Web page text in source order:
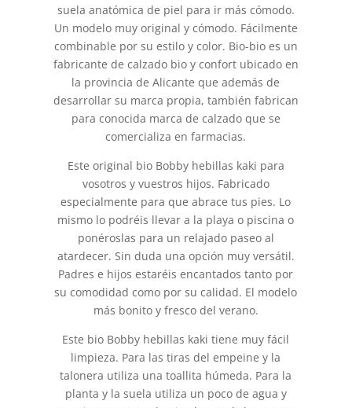
suela anatómica de piel para ir más cómodo.
Un modelo muy original y cómodo. Fácilmente
combinable por su estilo y color. Bio-bio es un
fabricante de calzado bio y confort ubicado en
la provincia de Alicante que además de
desarrollar su marca propia, también fabrican
para conocida marca de calzado que se
comercializa en farmacias.
Este original bio Bobby hebillas kaki para
vosotros y vuestros hijos. Fabricado
especialmente para que abrace tus pies. Lo
mismo lo podréis llevar a la playa o piscina o
ponéroslas para un relajado paseo al
atardecer. Sin duda una opción muy versátil.
Padres e hijos estaréis encantados tanto por
su comodidad como por su calidad. El modelo
más bonito y fresco del verano.
Este bio Bobby hebillas kaki tiene muy fácil
limpieza. Para las tiras del empeine y la
talonera utiliza una toallita húmeda. Para la
planta y la suela utiliza un poco de agua y